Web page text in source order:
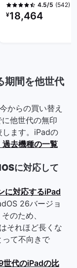
4.5/5 (542)
リファービッシュ品の
¥18,464
期間を他世代
からの買い替え
他世代の無印
します。iPadの
去機種の一覧
に対応して
に対応するiPad
26バージョ
のため、
はそれほど長くな
って不向きで
世代のiPadの比